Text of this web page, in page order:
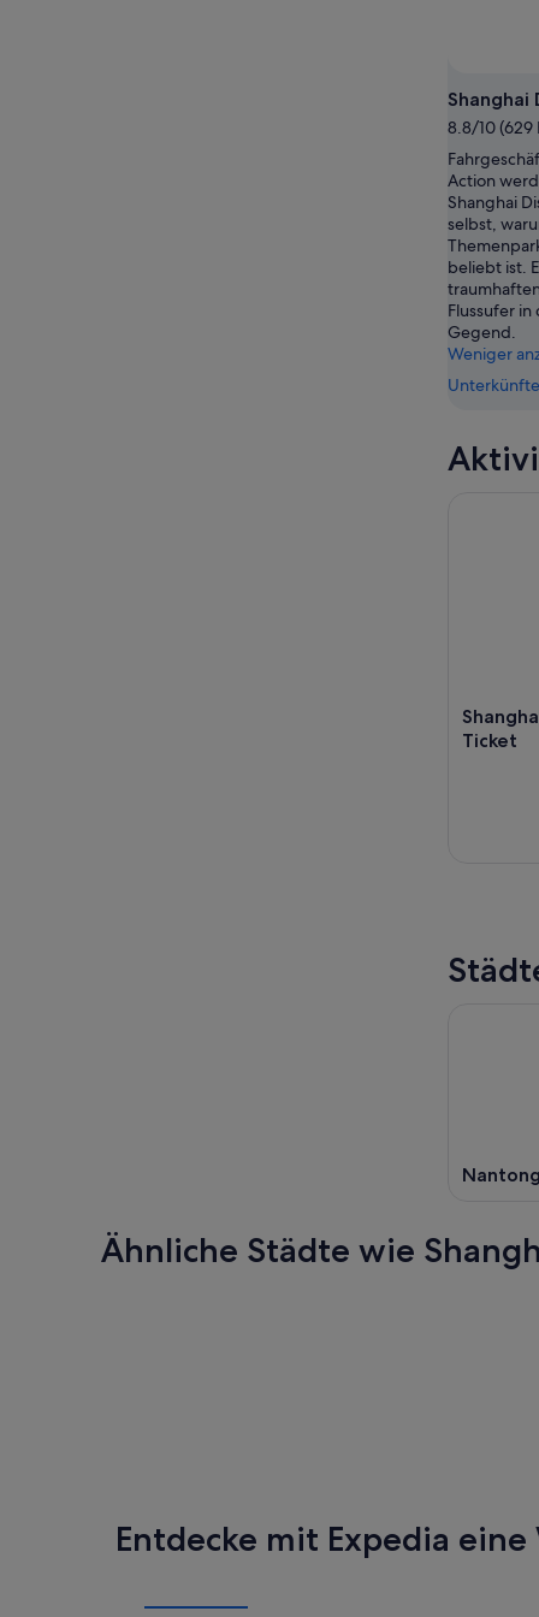
Aug.
Shanghai
8.8/10
Action
Shanghai
selbst,
beliebt ist.
Flussufer
Gegend.
Weniger
Ticket
Nantong
Ähnliche Städte wie
Entdecke mit Expedia